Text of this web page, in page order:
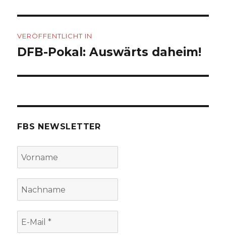
VERÖFFENTLICHT IN
DFB-Pokal: Auswärts daheim!
FBS NEWSLETTER
Mail